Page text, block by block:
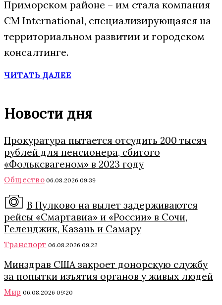
Приморском районе – им стала компания
CM International, специализирующаяся на
территориальном развитии и городском
консалтинге.
ЧИТАТЬ ДАЛЕЕ
Новости дня
Прокуратура пытается отсудить 200 тысяч
рублей для пенсионера, сбитого
«Фольксвагеном» в 2023 году
Общество 06.08.2026 09:39
В Пулково на вылет задерживаются
рейсы «Смартавиа» и «России» в Сочи,
Геленджик, Казань и Самару
Транспорт 06.08.2026 09:22
Минздрав США закроет донорскую службу
за попытки изъятия органов у живых людей
Мир 06.08.2026 09:20